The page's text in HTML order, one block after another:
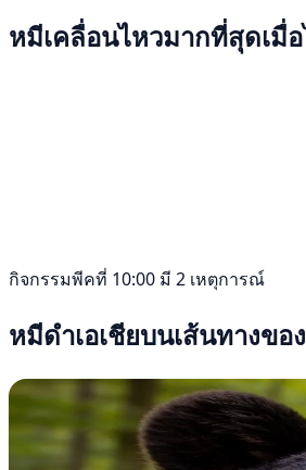
หมีเคลื่อนไหวมากที่สุดเมื่อ
กิจกรรมพีคที่ 10:00 มี 2 เหตุการณ์
หมีดำเอเชียบนเส้นทางข